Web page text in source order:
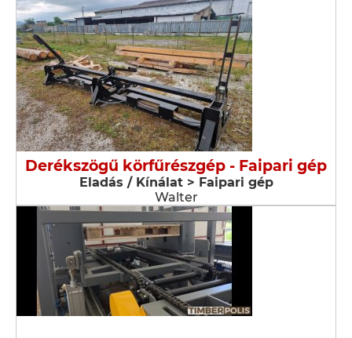
Derékszögű körfűrészgép - Faipari gép
Eladás / Kínálat > Faipari gép
Walter